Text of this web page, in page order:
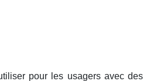
pour les usagers avec des